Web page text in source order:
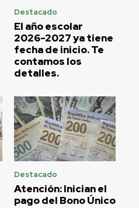
Destacado
El año escolar
2026-2027 ya tiene
fecha de inicio. Te
contamos los
detalles.
Destacado
Atención: Inician el
pago del Bono Único